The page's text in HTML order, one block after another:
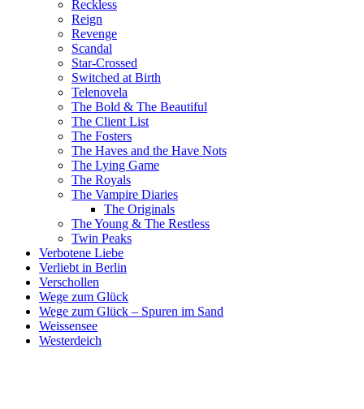
Reckless
Reign
Revenge
Scandal
Star-Crossed
Switched at Birth
Telenovela
The Bold & The Beautiful
The Client List
The Fosters
The Haves and the Have Nots
The Lying Game
The Royals
The Vampire Diaries
The Originals
The Young & The Restless
Twin Peaks
Verbotene Liebe
Verliebt in Berlin
Verschollen
Wege zum Glück
Wege zum Glück – Spuren im Sand
Weissensee
Westerdeich